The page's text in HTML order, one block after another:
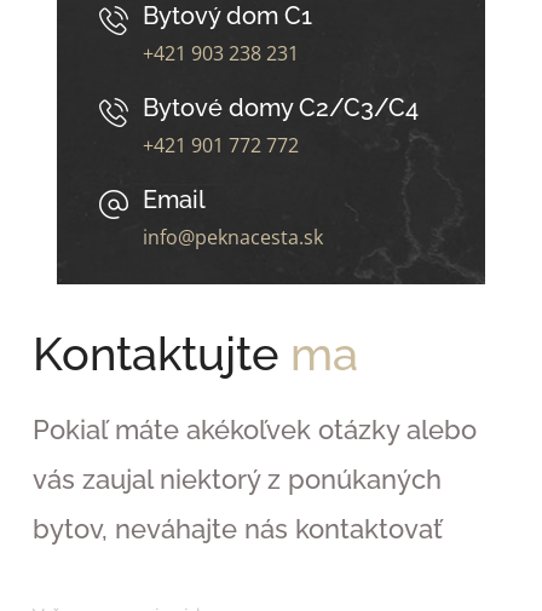
Bytový dom C1
+421 903 238 231
Bytové domy C2/C3/C4
+421 901 772 772
Email
info@peknacesta.sk
Kontaktujte ma
Pokiaľ máte akékoľvek otázky alebo
vás zaujal niektorý z ponúkaných
bytov, neváhajte nás kontaktovať